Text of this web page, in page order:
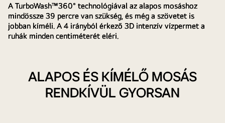
A TurboWash™360° technológiával az alapos mosáshoz
mindössze 39 percre van szükség, és még a szövetet is
jobban kíméli. A 4 irányból érkező 3D intenzív vízpermet a
ruhák minden centiméterét eléri.
ALAPOS ÉS KÍMÉLŐ MOSÁS
RENDKÍVÜL GYORSAN